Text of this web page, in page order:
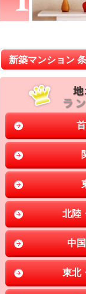
新築マンション
北陸
中
東北